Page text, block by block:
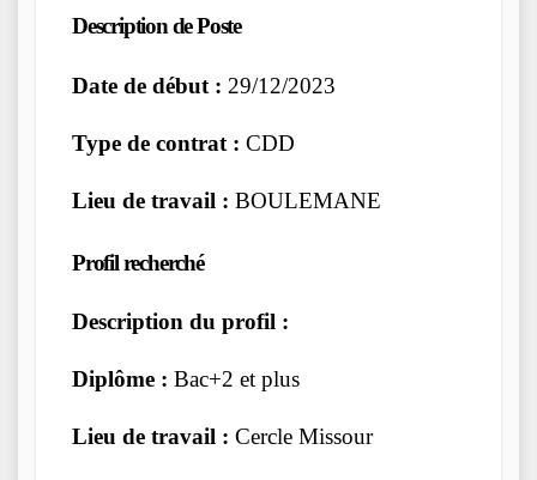
Description de Poste
Date de début : 29/12/2023
Type de contrat : CDD
Lieu de travail : BOULEMANE
Profil recherché
Description du profil :
Diplôme : Bac+2 et plus
Lieu de travail : Cercle Missour